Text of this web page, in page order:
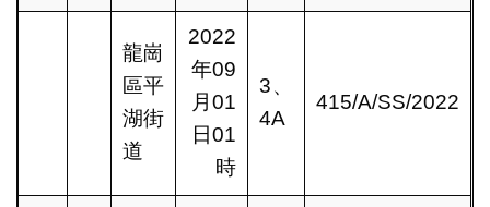
龍崗
區平
湖街
道
2022
年09
月01
日01
時
3、
4A
415/A/SS/2022